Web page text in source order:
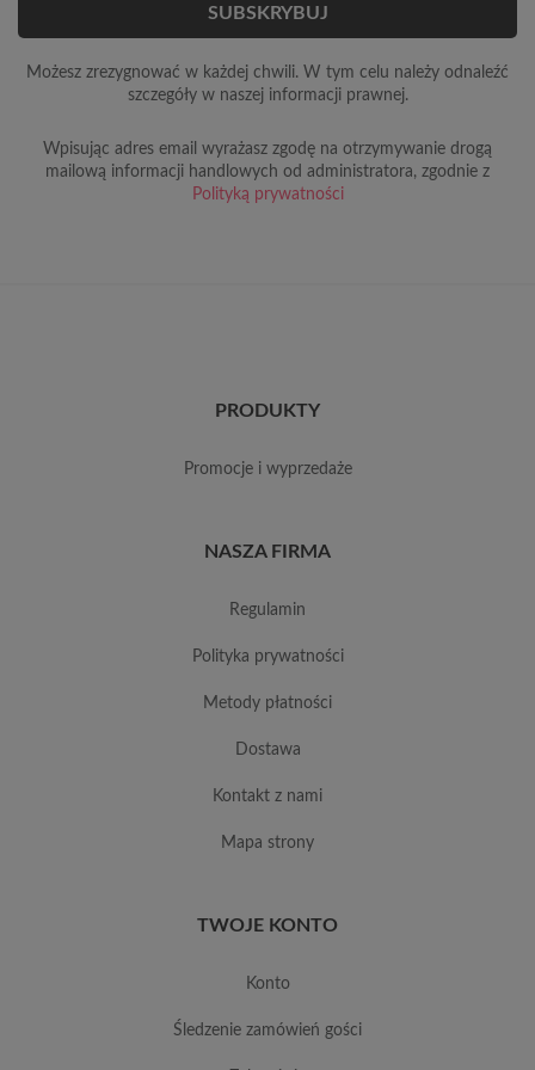
Możesz zrezygnować w każdej chwili. W tym celu należy odnaleźć
szczegóły w naszej informacji prawnej.
Wpisując adres email wyrażasz zgodę na otrzymywanie drogą
mailową informacji handlowych od administratora, zgodnie z
Polityką prywatności
PRODUKTY
promocje i wyprzedaże
NASZA FIRMA
regulamin
polityka prywatności
metody płatności
dostawa
kontakt z nami
mapa strony
TWOJE KONTO
konto
śledzenie zamówień gości